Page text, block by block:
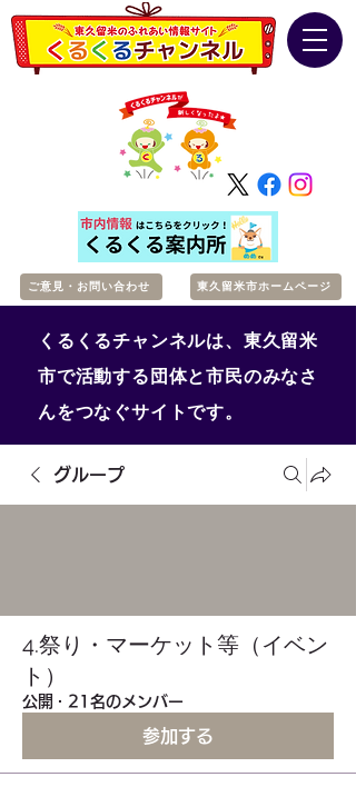
ご意見・お問い合わせ 東久留米市ホームページ
くるくるチャンネルは、東久留米
市で活動する団体と市民のみなさ
んをつなぐサイトです。
グループ
4.祭り・マーケット等（イベン
ト）
公開 · 21名のメンバー
参加する